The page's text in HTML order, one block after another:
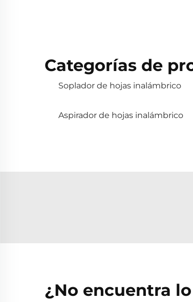
Categorías de
Soplador de hojas inalámbrico
Aspirador de hojas inalámbrico
¿No encuentra